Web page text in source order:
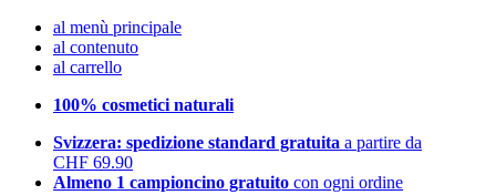
al menù principale
al contenuto
al carrello
100% cosmetici naturali
Svizzera: spedizione standard gratuita a partire da
CHF 69.90
Almeno 1 campioncino gratuito con ogni ordine